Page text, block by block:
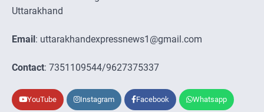
Uttarakhand
Email : uttarakhandexpressnews1@gmail.com
Contact: 7351109544/9627375337
YouTube Instagram Facebook Whatsapp